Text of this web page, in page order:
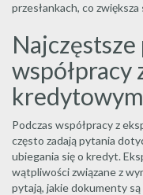
przesłankach, co
współpracy
Podczas współpracy z
często zadają pytania
ubiegania się o kredyt.
wątpliwości związane z
pytają, jakie dokumenty